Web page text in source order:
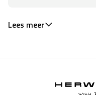
Lees meer